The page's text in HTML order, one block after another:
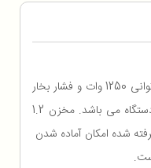
اسپرسو ساز نوا مدل Nova149 دارای توانی 1250 وات و فشار بخار
15 بار بوده که این نشانه قدرت بالای دستگاه می باشد. مخزن 1.2
شده امکان آماده شدن